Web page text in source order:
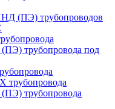
(ПЭ) трубопроводов
трубопровода под
трубопровода